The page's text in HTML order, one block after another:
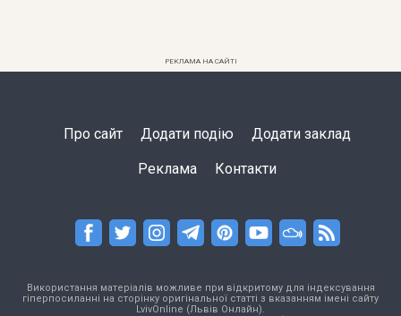
РЕКЛАМА НА САЙТІ
Про сайт Додати подію Додати заклад
Реклама Контакти
Використання матеріалів можливе при відкритому для індексування
гіперпосиланні на сторінку оригінальної статті з вказанням імені сайту
LvivOnline (Львів Онлайн).